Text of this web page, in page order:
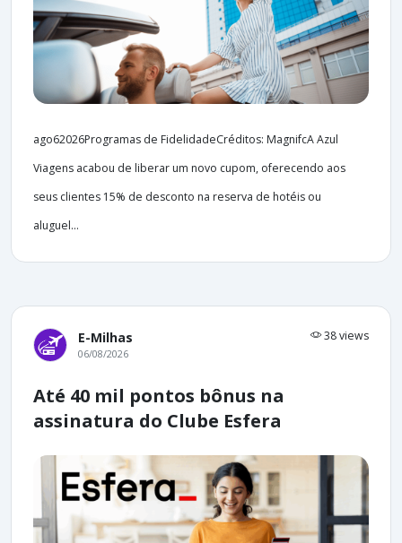
ago62026Programas de FidelidadeCréditos: MagnifcA Azul
Viagens acabou de liberar um novo cupom, oferecendo aos
seus clientes 15% de desconto na reserva de hotéis ou
aluguel...
E-Milhas 38 views
06/08/2026
Até 40 mil pontos bônus na
assinatura do Clube Esfera